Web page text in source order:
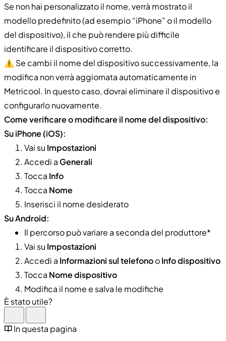
Se non hai personalizzato il nome, verrà mostrato il
modello predefinito (ad esempio “iPhone” o il modello
del dispositivo), il che può rendere più difficile
identificare il dispositivo corretto.
⚠️ Se cambi il nome del dispositivo successivamente, la
modifica non verrà aggiornata automaticamente in
Metricool. In questo caso, dovrai eliminare il dispositivo e
configurarlo nuovamente.
Come verificare o modificare il nome del dispositivo:
Su iPhone (iOS):
Vai su Impostazioni
Accedi a Generali
Tocca Info
Tocca Nome
Inserisci il nome desiderato
Su Android:
Il percorso può variare a seconda del produttore*
Vai su Impostazioni
Accedi a Informazioni sul telefonooInfo dispositivo
Tocca Nome dispositivo
Modifica il nome e salva le modifiche
È stato utile?
In questa pagina